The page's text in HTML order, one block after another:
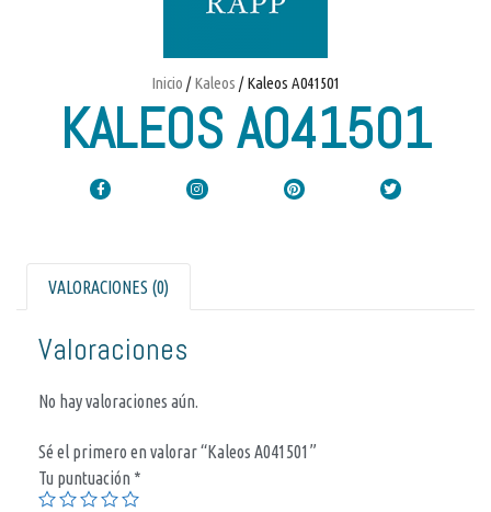
Inicio /Kaleos / Kaleos A041501
KALEOS A041501
VALORACIONES (0)
Valoraciones
No hay valoraciones aún.
Sé el primero en valorar “Kaleos A041501”
Tu puntuación *